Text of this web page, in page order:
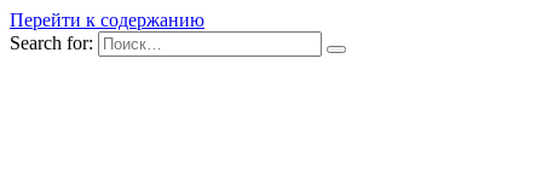
Перейти к содержанию
Search for: